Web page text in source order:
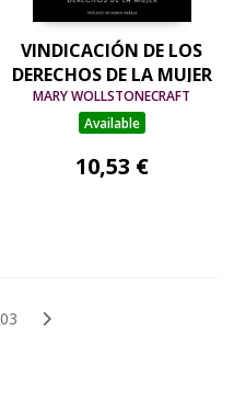
VINDICACIÓN DE LOS
DERECHOS DE LA MUJER
MARY WOLLSTONECRAFT
Available
10,53 €
03